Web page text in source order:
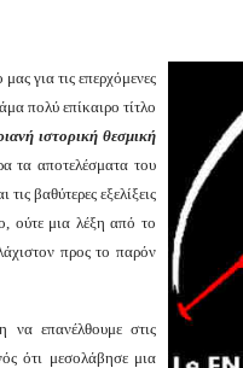
για τις επερχόμενες
πολύ επίκαιρο τίτλο
ιστορική θεσμική
τα αποτελέσματα του
βαθύτερες εξελίξεις
ούτε μια λέξη από το
προς το παρόν
να επανέλθουμε στις
ότι μεσολάβησε μια